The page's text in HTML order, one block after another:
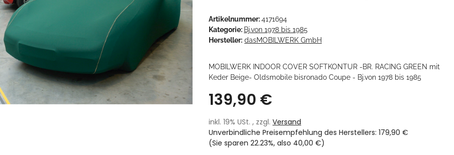
Artikelnummer:4171694
Kategorie: Bj.von 1978 bis 1985
Hersteller: dasMOBILWERK GmbH
MOBILWERK INDOOR COVER SOFTKONTUR -BR. RACING GREEN mit
Keder Beige- Oldsmobile bisronado Coupe - Bj.von 1978 bis 1985
139,90 €
inkl. 19% USt. , zzgl. Versand
Unverbindliche Preisempfehlung des Herstellers: 179,90 €
(Sie sparen 22.23%, also 40,00 €)